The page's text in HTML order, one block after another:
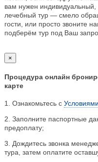
вам нужен
лечебный тур — смело
гости, или просто звоните
подберём тур под Ваш
×
Процедура онлайн
карте
1. Ознакомьтесь с
2. Заполните паспортные
предоплату;
3. Дождитесь звонка
тура, затем оплатите